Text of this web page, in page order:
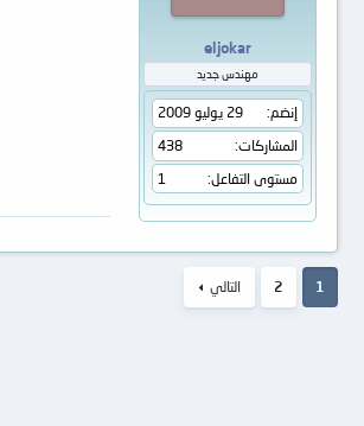
eljokar
مهندس جديد
إنضم
29 يوليو 2009
المشاركات
438
مستوى التفاعل
1
1
2 التالي